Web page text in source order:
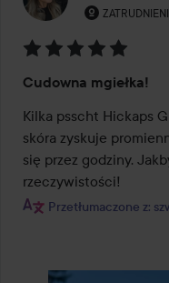
Rola
5
z
5
Cudowna mgiełka!
Kilka psscht Hickaps
skóra zyskuje
się przez godziny.
rzeczywistości!
Przetłumaczone z: